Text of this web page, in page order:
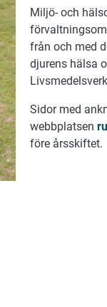
Miljö- och
från och med
djurens hälsa
Sidor med
webbplatsen
före årsskiftet.